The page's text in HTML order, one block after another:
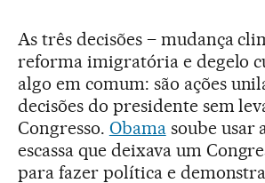
As três decisões – mudança
reforma imigratória e degelo
algo em comum: são ações
decisões do presidente sem
Congresso. Obamasoube usar
escassa que deixava um
para fazer política e